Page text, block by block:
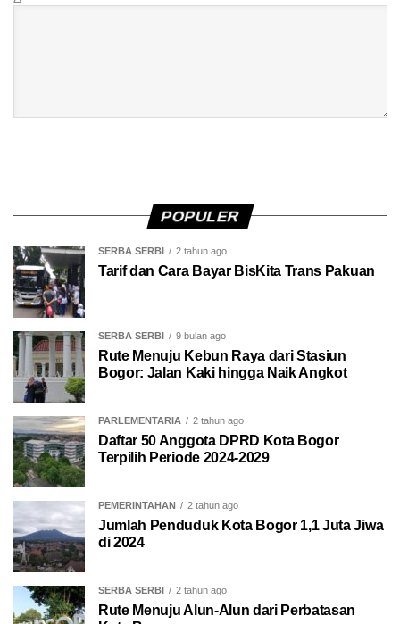
POPULER
SERBA SERBI 2 tahun ago
Tarif dan Cara Bayar BisKita Trans Pakuan
SERBA SERBI 9 bulan ago
Rute Menuju Kebun Raya dari Stasiun
Bogor: Jalan Kaki hingga Naik Angkot
PARLEMENTARIA 2 tahun ago
Daftar 50 Anggota DPRD Kota Bogor
Terpilih Periode 2024-2029
PEMERINTAHAN 2 tahun ago
Jumlah Penduduk Kota Bogor 1,1 Juta Jiwa
di 2024
SERBA SERBI 2 tahun ago
Rute Menuju Alun-Alun dari Perbatasan